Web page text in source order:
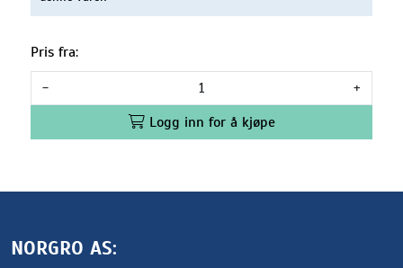
Pris fra:
-
+
Logg inn for å kjøpe
NORGRO AS: